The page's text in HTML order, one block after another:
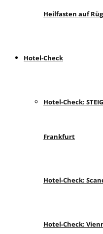
Heilfasten auf
Hotel-Check
Hotel-Check:
Frankfurt
Hotel-Check:
Hotel-Check: